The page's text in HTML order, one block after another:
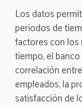
Los datos
periodos de
factores con los
tiempo,el
correlación
empleados, la
satisfacción de